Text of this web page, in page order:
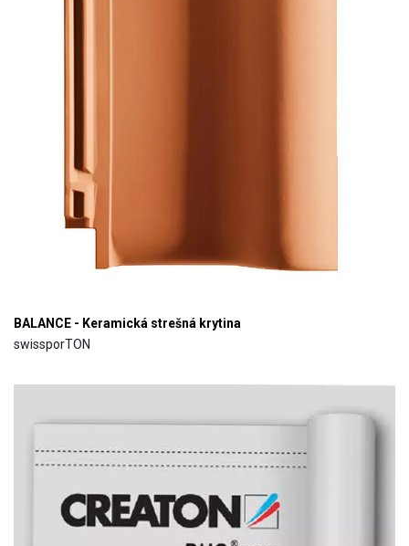
BALANCE - Keramická strešná krytina
swissporTON